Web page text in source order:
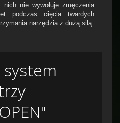
nie wywołuje zmęczenia
podczas cięcia twardych
narzędzia z dużą siłą.